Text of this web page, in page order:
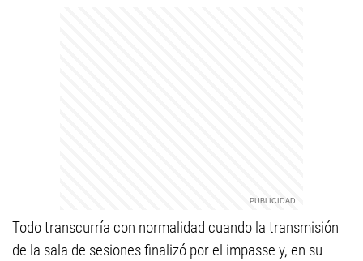
Todo transcurría con normalidad cuando la transmisión
de la sala de sesiones finalizó por el impasse y, en su